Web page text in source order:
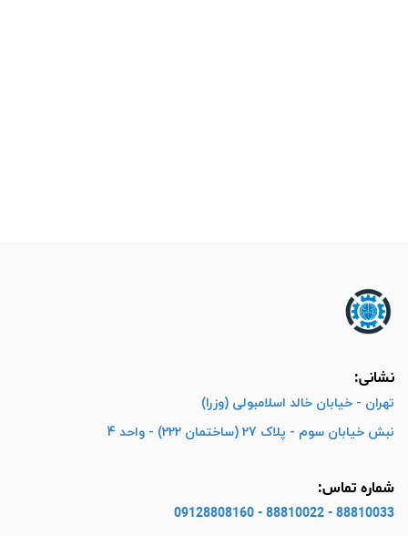
نشانی:
تهران - خیابان خالد اسلامبولی (وزرا)
نبش خیابان سوم - پلاک 27 (ساختمان 222) - واحد 4
شماره تماس:
88810033 - 88810022 - 09128808160